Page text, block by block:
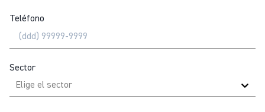
Teléfono
Sector
Elige el sector